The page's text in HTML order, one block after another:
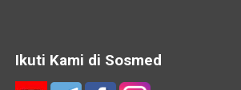
Ikuti Kami di Sosmed